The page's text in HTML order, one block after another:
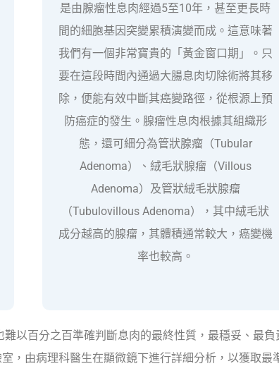
是由腺瘤性息肉經過5至10年，甚至更長時
間的細胞基因突變累積演變而成。這意味著
我們有一個非常寶貴的「黃金窗口期」。只
要在這段時間內通過大腸息肉切除術將其移
除，便能有效中斷其癌變路徑，從根源上預
防癌症的發生。腺瘤性息肉根據其組織形
態，還可細分為管狀腺瘤（Tubular
Adenoma）、絨毛狀腺瘤（Villous
Adenoma）及管狀絨毛狀腺瘤
（Tubulovillous Adenoma），其中絨毛狀
成分越高的腺瘤，其體積通常較大，癌變機
率也較高。
以百分之百準確判斷息肉的最終性質，最穩妥、最
，由病理科醫生在顯微鏡下進行詳細分析，以獲取最